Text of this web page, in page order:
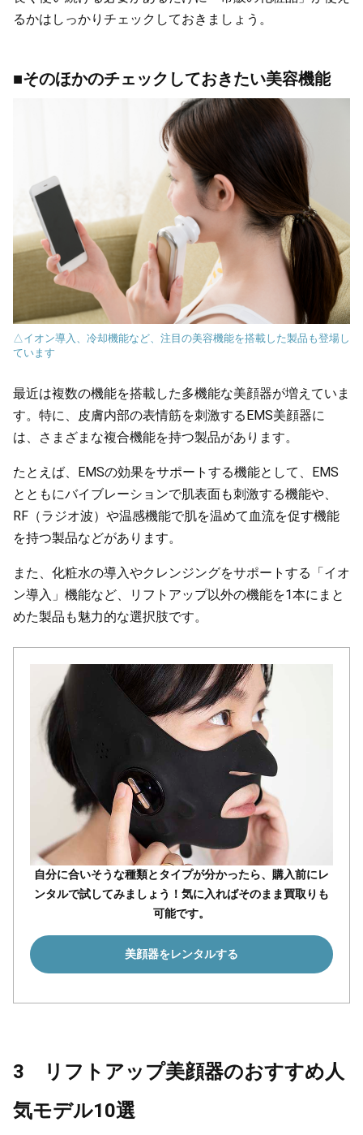
るかはしっかりチェックしておきましょう。
■そのほかのチェックしておきたい美容機能
△イオン導入、冷却機能など、注目の美容機能を搭載した製品も登場し
ています
最近は複数の機能を搭載した多機能な美顔器が増えていま
す。特に、皮膚内部の表情筋を刺激するEMS美顔器に
は、さまざまな複合機能を持つ製品があります。
たとえば、EMSの効果をサポートする機能として、EMS
とともにバイブレーションで肌表面も刺激する機能や、
RF（ラジオ波）や温感機能で肌を温めて血流を促す機能
を持つ製品などがあります。
また、化粧水の導入やクレンジングをサポートする「イオ
ン導入」機能など、リフトアップ以外の機能を1本にまと
めた製品も魅力的な選択肢です。
自分に合いそうな種類とタイプが分かったら、購入前にレ
ンタルで試してみましょう！気に入ればそのまま買取りも
可能です。
美顔器をレンタルする
3 リフトアップ美顔器のおすすめ人
気モデル10選